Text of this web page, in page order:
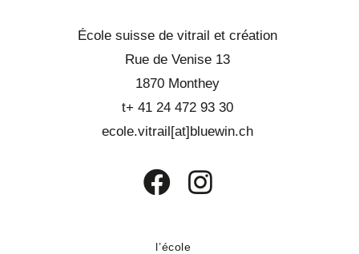
École suisse de vitrail et création
Rue de Venise 13
1870 Monthey
t+ 41 24 472 93 30
ecole.vitrail[at]bluewin.ch
un
l’école